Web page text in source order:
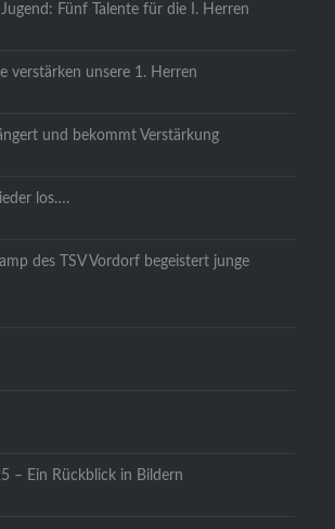
Fünf Talente für die I. Herren
verstärken unsere 1. Herren
und bekommt Verstärkung
los….
des TSV Vordorf begeistert junge
– Ein Rückblick in Bildern